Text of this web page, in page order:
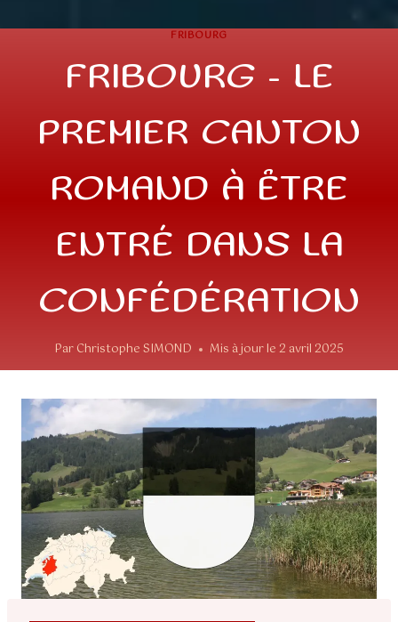
FRIBOURG
FRIBOURG – LE
PREMIER CANTON
ROMAND À ÊTRE
ENTRÉ DANS LA
CONFÉDÉRATION
ParChristophe SIMOND Mis à jour le2 avril 2025